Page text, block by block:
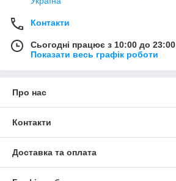
Контакти
Сьогодні працює з 10:00 до 23:00
Показати весь графік роботи
Про нас
Контакти
Доставка та оплата